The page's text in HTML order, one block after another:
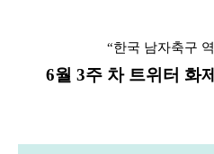
“한국 남자축구
6월 3주 차 트위터 화